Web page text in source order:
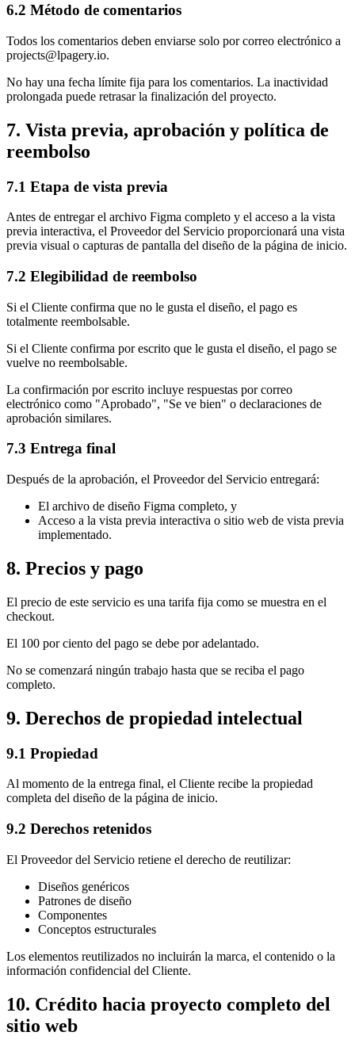
6.2 Método de comentarios
Todos los comentarios deben enviarse solo por correo electrónico a
projects@lpagery.io.
No hay una fecha límite fija para los comentarios. La inactividad
prolongada puede retrasar la finalización del proyecto.
7. Vista previa, aprobación y política de
reembolso
7.1 Etapa de vista previa
Antes de entregar el archivo Figma completo y el acceso a la vista
previa interactiva, el Proveedor del Servicio proporcionará una vista
previa visual o capturas de pantalla del diseño de la página de inicio.
7.2 Elegibilidad de reembolso
Si el Cliente confirma que no le gusta el diseño, el pago es
totalmente reembolsable.
Si el Cliente confirma por escrito que le gusta el diseño, el pago se
vuelve no reembolsable.
La confirmación por escrito incluye respuestas por correo
electrónico como "Aprobado", "Se ve bien" o declaraciones de
aprobación similares.
7.3 Entrega final
Después de la aprobación, el Proveedor del Servicio entregará:
El archivo de diseño Figma completo, y
Acceso a la vista previa interactiva o sitio web de vista previa
implementado.
8. Precios y pago
El precio de este servicio es una tarifa fija como se muestra en el
checkout.
El 100 por ciento del pago se debe por adelantado.
No se comenzará ningún trabajo hasta que se reciba el pago
completo.
9. Derechos de propiedad intelectual
9.1 Propiedad
Al momento de la entrega final, el Cliente recibe la propiedad
completa del diseño de la página de inicio.
9.2 Derechos retenidos
El Proveedor del Servicio retiene el derecho de reutilizar:
Diseños genéricos
Patrones de diseño
Componentes
Conceptos estructurales
Los elementos reutilizados no incluirán la marca, el contenido o la
información confidencial del Cliente.
10. Crédito hacia proyecto completo del
sitio web